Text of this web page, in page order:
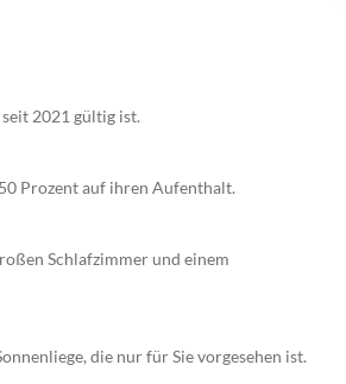
2021 gültig ist.
Prozent auf ihren Aufenthalt.
Schlafzimmer und einem
die nur für Sie vorgesehen ist.